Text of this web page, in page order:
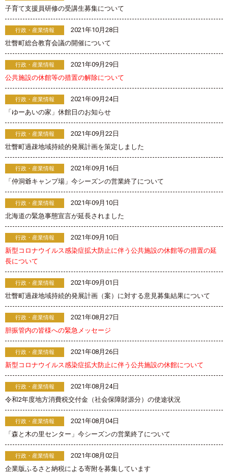
子育て支援員研修の受講生募集について
行政・産業情報
2021年10月28日
壮瞥町総合教育会議の開催について
行政・産業情報
2021年09月29日
公共施設の休館等の措置の解除について
行政・産業情報
2021年09月24日
「ゆーあいの家」休館日のお知らせ
行政・産業情報
2021年09月22日
壮瞥町過疎地域持続的発展計画を策定しました
行政・産業情報
2021年09月16日
「仲洞爺キャンプ場」今シーズンの営業終了について
行政・産業情報
2021年09月10日
北海道の緊急事態宣言が延長されました
行政・産業情報
2021年09月10日
新型コロナウイルス感染症拡大防止に伴う公共施設の休館等の措置の延
長について
行政・産業情報
2021年09月01日
壮瞥町過疎地域持続的発展計画（案）に対する意見募集結果について
行政・産業情報
2021年08月27日
胆振管内の皆様への緊急メッセージ
行政・産業情報
2021年08月26日
新型コロナウイルス感染症拡大防止に伴う公共施設の休館について
行政・産業情報
2021年08月24日
令和2年度地方消費税交付金（社会保障財源分）の使途状況
行政・産業情報
2021年08月04日
「森と木の里センター」今シーズンの営業終了について
行政・産業情報
2021年08月02日
企業版ふるさと納税による寄附を募集しています